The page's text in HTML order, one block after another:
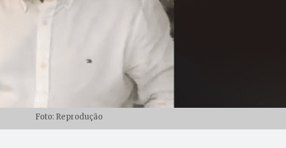
Foto: Reprodução